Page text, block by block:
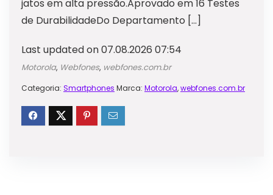
jatos em alta pressão.Aprovado em 16 Testes
de DurabilidadeDo Departamento […]
Last updated on 07.08.2026 07:54
Motorola, Webfones, webfones.com.br
Categoria: Smartphones Marca: Motorola,webfones.com.br